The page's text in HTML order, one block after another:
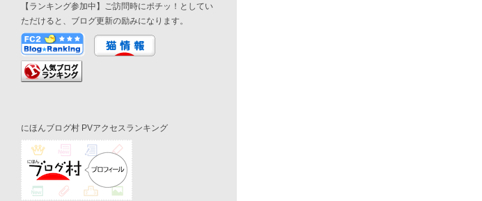
【ランキング参加中】ご訪問時にポチッ！としてい
ただけると、ブログ更新の励みになります。
にほんブログ村 PVアクセスランキング